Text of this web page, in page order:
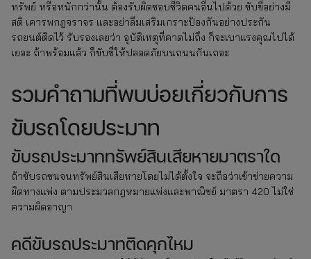
ทรัพย์ หรือหนักกว่านั้น ต้องรับผิดชอบชีวิตคนอื่นไปด้วย ขับขี่อย่างมี
สติ เคารพกฎจราจร และอย่าลืมเสริมเกราะป้องกันอย่างประกัน
รถยนต์ติดไว้ รับรองเลยว่า อุบัติเหตุที่คาดไม่ถึง ก็จะเบาแรงคุณไปได้
เยอะ ถ้าพร้อมแล้ว ก็ขับขี่ให้ปลอดภัยบนถนนกันเถอะ
รวมคำถามที่พบบ่อยเกี่ยวกับการ
ขับรถโดยประมาท
ขับรถประมาททรัพย์สินเสียหายมาตราใด
ถ้าขับรถชนจนทรัพย์สินเสียหายโดยไม่ได้ตั้งใจ จะถือว่าเข้าข่ายความ
ผิดทางแพ่ง ตามประมวลกฎหมายแพ่งและพาณิชย์ มาตรา 420 ไม่ใช่
ความผิดอาญา
คดีขับรถประมาทติดคุกไหม